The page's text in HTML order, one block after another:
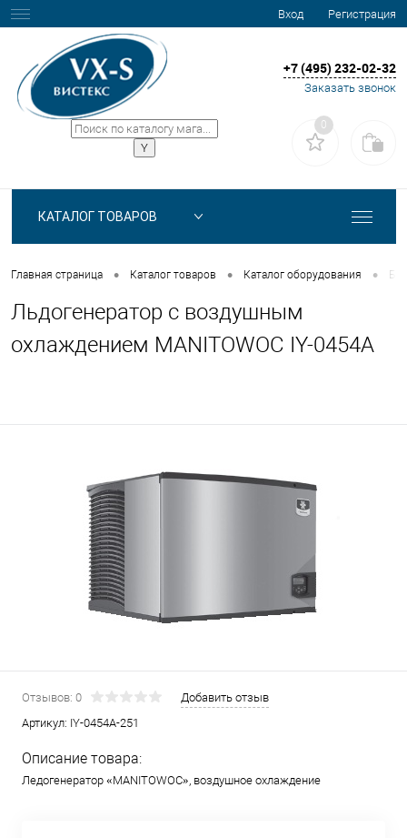
Вход Регистрация
+7 (495) 232-02-32
Заказать звонок
0
КАТАЛОГ ТОВАРОВ
Главная страница • Каталог товаров • Каталог оборудования •
Льдогенератор с воздушным
охлаждением MANITOWOC IY-0454A
Отзывов: 0
Добавить отзыв
Артикул: IY-0454A-251
Описание товара:
Ледогенератор «MANITOWOC», воздушное охлаждение